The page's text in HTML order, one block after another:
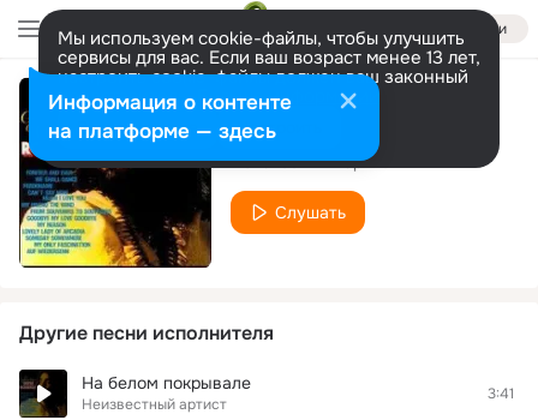
Войти
Мы используем cookie-файлы, чтобы улучшить
сервисы для вас. Если ваш возраст менее 13 лет,
настроить cookie-файлы должен ваш законный
представитель. Больше информации
Разрешить все Настроить
р
Неизвестный артист
Слушать
Другие песни исполнителя
На белом покрывале
Неизвестный артист
3:41
Информация о контенте
на платформе — здесь